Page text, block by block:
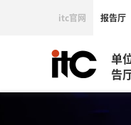
itc官网 报告厅
单
告